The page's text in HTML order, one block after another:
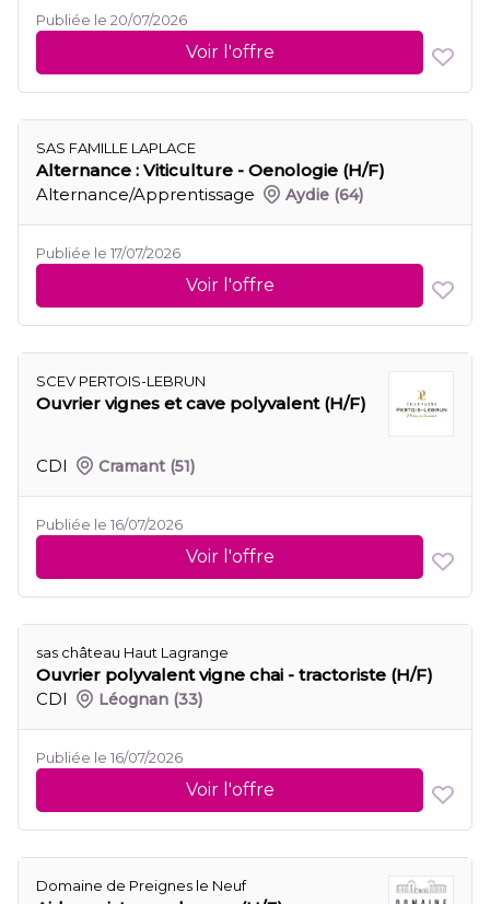
Publiée le 20/07/2026
Voir l'offre
SAS FAMILLE LAPLACE
Alternance : Viticulture - Oenologie (H/F)
Alternance/Apprentissage
Aydie (64)
Publiée le 17/07/2026
Voir l'offre
SCEV PERTOIS-LEBRUN
Ouvrier vignes et cave polyvalent (H/F)
CDI Cramant (51)
Publiée le 16/07/2026
Voir l'offre
sas château Haut Lagrange
Ouvrier polyvalent vigne chai - tractoriste (H/F)
CDI
Léognan (33)
Publiée le 16/07/2026
Voir l'offre
Domaine de Preignes le Neuf